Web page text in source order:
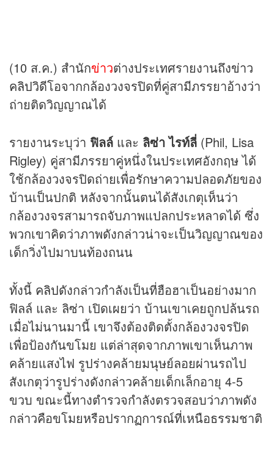
(10 ส.ค.) สำนักข่าวต่างประเทศรายงานถึงข่าว
คลิปวิดีโอจากกล้องวงจรปิดที่คู่สามีภรรยาอ้างว่า
ถ่ายติดวิญญาณได้
รายงานระบุว่า ฟิลล์ และ ลิซ่า ไรท์ลี่ (Phil, Lisa
Rigley) คู่สามีภรรยาคู่หนึ่งในประเทศอังกฤษ ได้
ใช้กล้องวงจรปิดถ่ายเพื่อรักษาความปลอดภัยของ
บ้านเป็นปกติ หลังจากนั้นตนได้สังเกตุเห็นว่า
กล้องวงจรสามารถจับภาพแปลกประหลาดได้ ซึ่ง
พวกเขาคิดว่าภาพดังกล่าวน่าจะเป็นวิญญาณของ
เด็กวิ่งไปมาบนท้องถนน
ทั้งนี้ คลิปดังกล่าวกำลังเป็นที่ฮือฮาเป็นอย่างมาก
ฟิลล์ และ ลิซ่า เปิดเผยว่า บ้านเขาเคยถูกปล้นรถ
เมื่อไม่นานมานี้ เขาจึงต้องติดตั้งกล้องวงจรปิด
เพื่อป้องกันขโมย แต่ล่าสุดจากภาพเขาเห็นภาพ
คล้ายแสงไฟ รูปร่างคล้ายมนุษย์ลอยผ่านรถไป
สังเกตุว่ารูปร่างดังกล่าวคล้ายเด็กเล็กอายุ 4-5
ขวบ ขณะนี้ทางตำรวจกำลังตรวจสอบว่าภาพดัง
กล่าวคือขโมยหรือปรากฏการณ์ที่เหนือธรรมชาติ